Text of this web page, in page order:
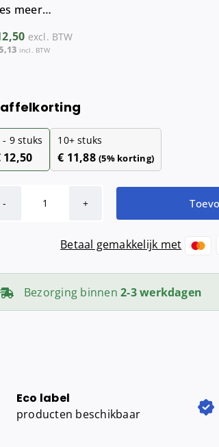
meer…
excl. BTW
incl. BTW
- 9stuks
12,50
10+ stuks
€ 11,88 (5% korting)
PlastiQline
kunststof
aantal
Betaal gemakkelijk met
Bezorging binnen2-3 werkdagen
Eco label
producten beschikbaar